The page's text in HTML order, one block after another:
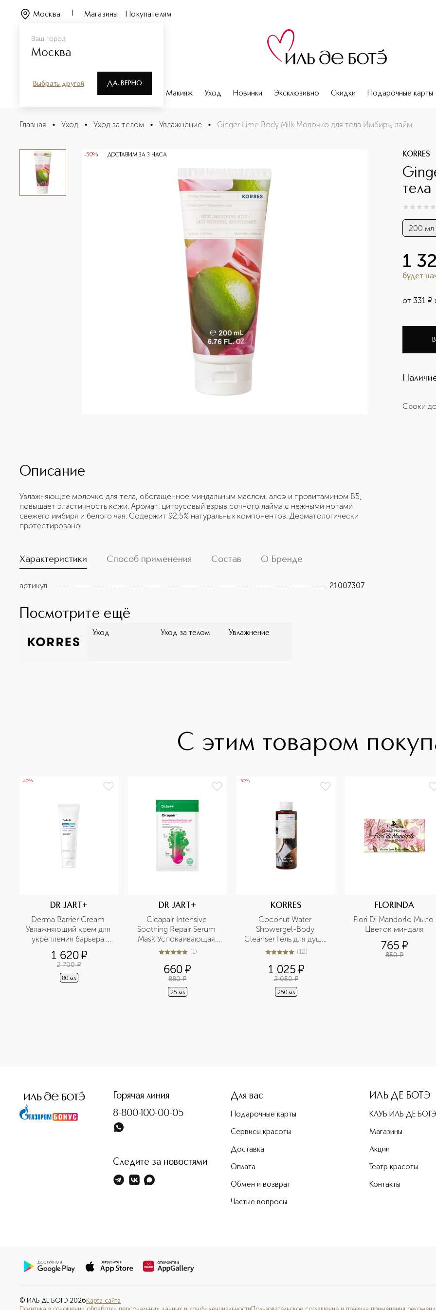
Ваш город
Москва
Выбрать другой ДА, ВЕРНО
Москва Магазины Покупателям
Парфюмерия Макияж Уход Новинки Эксклюзивно Скидки Подарочные карты
Ginger Lime Body Milk Молочко для тела Имбирь, лайм
Описание
Главная • Уход • Уход за телом • Увлажнение • Ginger Lime Body Milk Молочко для тела Имбирь, лайм
-50% ДОСТАВИМ ЗА 3 ЧАСА KORRES
0из 0
200 мл
1
будет
от 331 ¤
Сроки
Описание
Увлажняющее молочко для тела, обогащенное миндальным маслом, алоэ и провитамином В5,
повышает эластичность кожи. Аромат: цитрусовый взрыв сочного лайма с нежными нотами
свежего имбиря и белого чая. Содержит 92,5% натуральных компонентов. Дерматологически
протестировано.
Характеристики Способ применения Состав О Бренде
артикул 21007307
Посмотрите ещё
Уход Уход за телом Увлажнение
С этим товаром
-40%
DR JART+
Derma Barrier Cream
Увлажняющий крем для
укрепления барьера
кожи с пантенолом
1 620¤
2 700 ¤
80 мл
DR JART+
Cicapair Intensive
Soothing Repair Serum
Mask Успокаивающая
маска-сыворотка
5из 51 (1)
660¤
880 ¤
25 мл
-50%
KORRES
Coconut Water
Showergel-Body
Cleanser Гель для душа
Кокосовая вода
5из 512 (12)
1 025 ¤
2 050 ¤
250 мл
FLORINDA
Fiori Di Mandorlo Мыло
Цветок миндаля
765 ¤
850 ¤
Горячая линия
8-800-100-00-05
Следите за новостями
Для вас
Подарочные карты
Сервисы красоты
Доставка
Оплата
Обмен и возврат
Частые вопросы
ИЛЬ ДЕ БОТЭ
КЛУБ ИЛЬ ДЕ БОТЭ
Магазины
Акции
Театр красоты
Контакты
© ИЛЬ ДЕ БОТЭ 2026 Карта сайта